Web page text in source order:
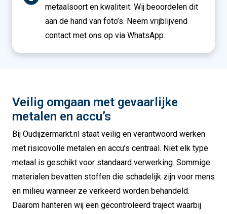
metaalsoort en kwaliteit. Wij beoordelen dit
aan de hand van foto’s. Neem vrijblijvend
contact met ons op via WhatsApp.
Veilig omgaan met gevaarlijke
metalen en accu’s
Bij Oudijzermarkt.nl staat veilig en verantwoord werken
met risicovolle metalen en accu’s centraal. Niet elk type
metaal is geschikt voor standaard verwerking. Sommige
materialen bevatten stoffen die schadelijk zijn voor mens
en milieu wanneer ze verkeerd worden behandeld.
Daarom hanteren wij een gecontroleerd traject waarbij